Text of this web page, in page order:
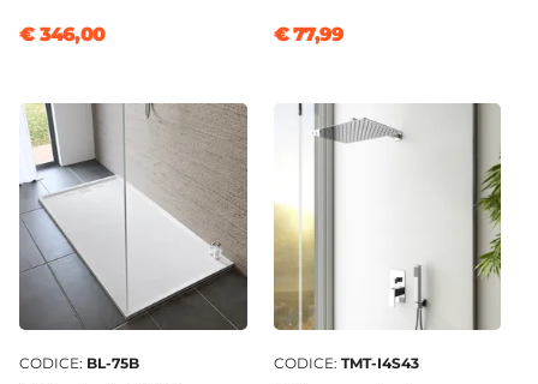
€ 346,00 € 77,99
CODICE: BL-75B CODICE: TMT-I4S43